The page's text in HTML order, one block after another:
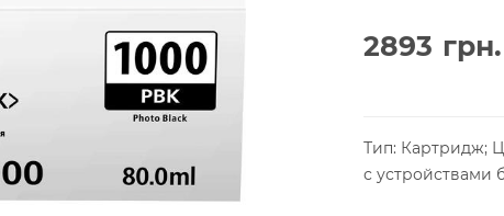
2893 грн.
Тип: Картридж;
с устройствами